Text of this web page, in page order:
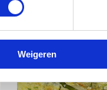
Weigeren
Gefrituurde
aubergine
Lees
meer